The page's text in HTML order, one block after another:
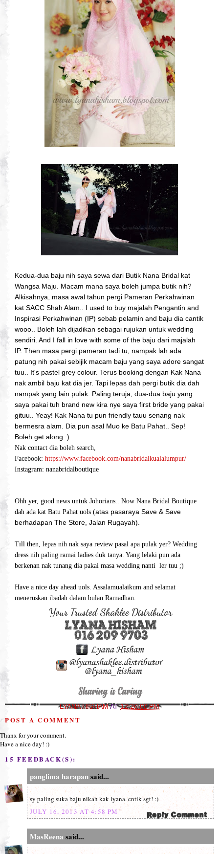
Kedua-dua baju nih saya sewa dari Butik Nana Bridal kat
Wangsa Maju. Macam mana saya boleh jumpa butik nih?
Alkisahnya, masa awal tahun pergi Pameran Perkahwinan
kat SACC Shah Alam.. I used to buy majalah Pengantin and
Inspirasi Perkahwinan (IP) sebab pelamin and baju dia cantik
wooo.. Boleh lah dijadikan sebagai rujukan untuk wedding
sendiri. And I fall in love with some of the baju dari majalah
IP. Then masa pergi pameran tadi tu, nampak lah ada
patung nih pakai sebijik macam baju yang saya adore sangat
tuu.. It's pastel grey colour. Terus booking dengan Kak Nana
nak ambil baju kat dia jer. Tapi lepas dah pergi butik dia dah
nampak yang lain pulak. Paling teruja, dua-dua baju yang
saya pakai tuh brand new kira nye saya first bride yang pakai
gituu.. Yeay! Kak Nana tu pun friendly tauu senang nak
bermesra alam. Dia pun asal Muo ke Batu Pahat.. Sep!
Boleh get along :)
Nak contact dia boleh search,
Facebook: https://www.facebook.com/nanabridalkualalumpur/
Instagram: nanabridalboutique
Ohh yer, good news untuk Johorians.. Now Nana Bridal Boutique
dah ada kat Batu Pahat uols (atas pasaraya Save & Save
berhadapan The Store, Jalan Rugayah).
Till then, lepas nih nak saya review pasal apa pulak yer? Wedding
dress nih paling ramai ladies duk tanya. Yang lelaki pun ada
berkenan nak tunang dia pakai masa wedding nanti ler tuu ;)
Have a nice day ahead uols. Assalamualaikum and selamat
meneruskan ibadah dalam bulan Ramadhan.
LYANA HISHAMAT12:26:00 PM
POST A COMMENT
Thanx for your comment.
Have a nice day! :)
15 FEEDBACK(S):
panglima harapansaid...
sy paling suka baju nikah kak lyana. cntik sgt! :)
JULY 16, 2013 AT 4:58 PM
MasReena said...